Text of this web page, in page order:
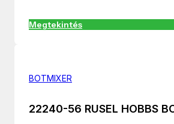
Megtekintés
BOTMIXER
22240-56 RUSEL HOBBS